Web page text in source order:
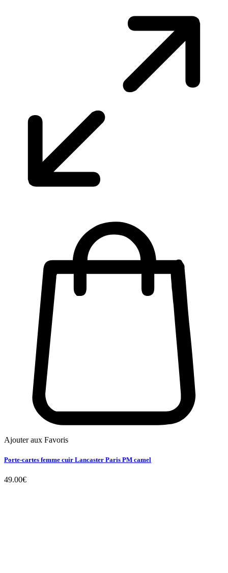
Ajouter aux Favoris
Porte-cartes femme cuir Lancaster Paris PM camel
49.00€